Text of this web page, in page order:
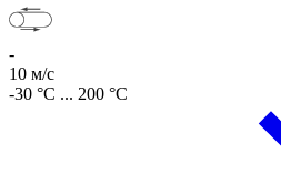
-
10 м/с
-30 °C ... 200 °C